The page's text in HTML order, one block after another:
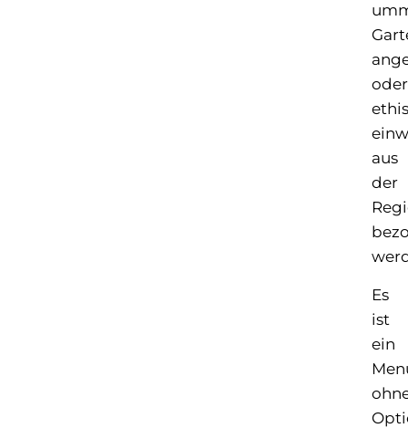
oder
aus
der
Es
ist
ein